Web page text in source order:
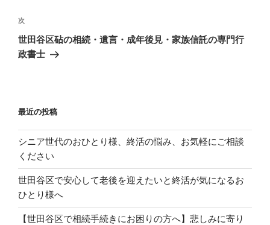
ゲ
ー
シ
稿
次
の
投
次
世田谷区砧の相続・遺言・成年後見・家族信託の専門行
政書士
最近の投稿
シニア世代のおひとり様、終活の悩み、お気軽にご相談
ください
世田谷区で安心して老後を迎えたいと終活が気になるお
ひとり様へ
【世田谷区で相続手続きにお困りの方へ】悲しみに寄り